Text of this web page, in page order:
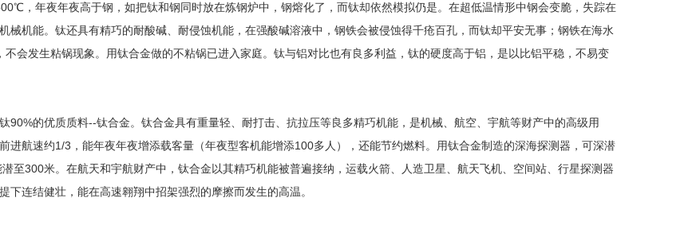
，年夜年夜高于钢，如把钛和钢同时放在炼钢炉中，钢熔化了，而钛却依然模拟仍是。在超低温情形中钢会变脆，失踪在
机能。钛还具有精巧的耐酸碱、耐侵蚀机能，在强酸碱溶液中，钢铁会被侵蚀得千疮百孔，而钛却平安无事；钢铁在海水
会发生粘锅现象。用钛合金做的不粘锅已进入家庭。钛与铝对比也有良多利益，钛的硬度高于铝，是以比铝平稳，不易变
的优质质料--钛合金。钛合金具有重量轻、耐打击、抗拉压等良多精巧机能，是机械、航空、宇航等财产中的高级用
进航速约1/3，能年夜年夜增添载客量（年夜型客机能增添100多人），还能节约燃料。用钛合金制造的深海探测器，可深潜
至300米。在航天和宇航财产中，钛合金以其精巧机能被普遍接纳，运载火箭、人造卫星、航天飞机、空间站、行星探测器
连结健壮，能在高速翱翔中招架强烈的摩擦而发生的高温。